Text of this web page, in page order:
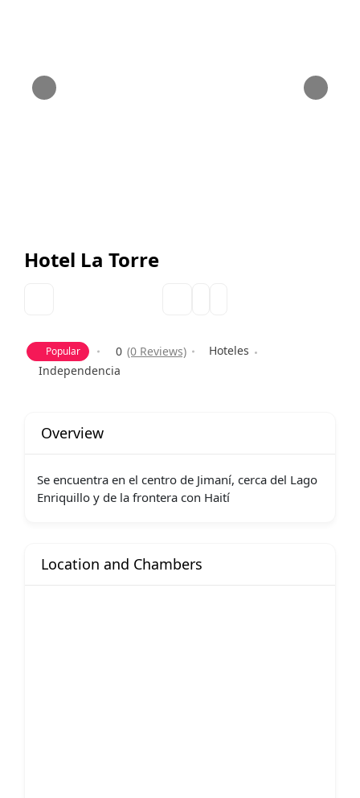
Hotel La Torre
Popular 0 (0 Reviews)
Hoteles
Independencia
Overview
Se encuentra en el centro de Jimaní, cerca del Lago
Enriquillo y de la frontera con Haití
Location and Chambers